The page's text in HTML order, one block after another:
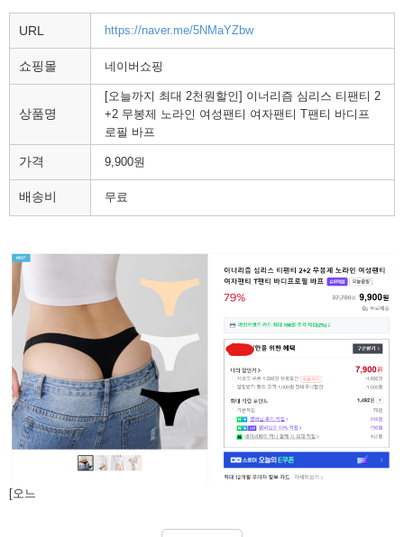
URL https://naver.me/5NMaYZbw
쇼핑몰 네이버쇼핑
상품명
[오늘까지 최대 2천원할인] 이너리즘 심리스 티팬티 2
+2 무봉제 노라인 여성팬티 여자팬티 T팬티 바디프
로필 바프
가격 9,900원
배송비 무료
[오느